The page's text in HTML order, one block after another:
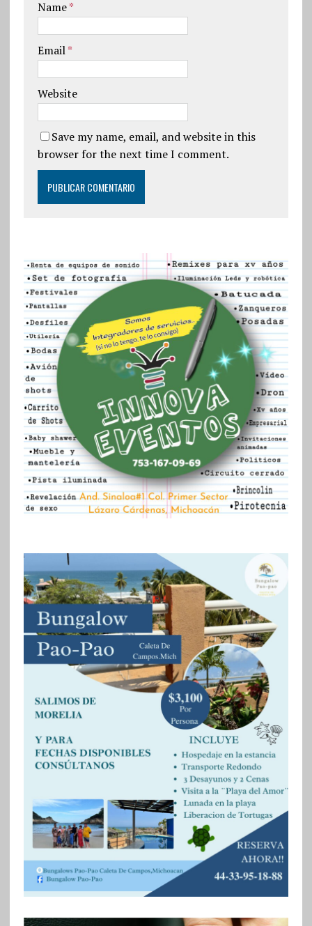
Name*
Email*
Website
Save my name, email, and website in this
browser for the next time I comment.